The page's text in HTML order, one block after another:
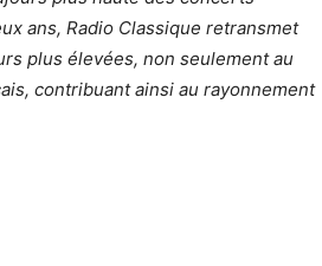
ans, Radio Classique retransmet
plus élevées, non seulement au
contribuant ainsi au rayonnement